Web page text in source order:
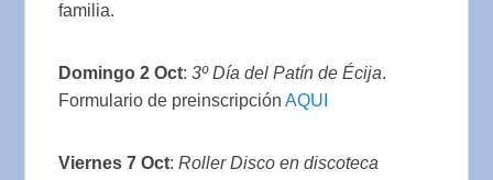
familia.
Domingo 2 Oct:3º Día del Patín de Écija.
Formulario de preinscripciónAQUI
Viernes 7 Oct:Roller Disco en discoteca